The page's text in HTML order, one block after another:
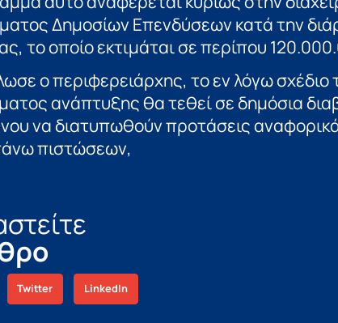
Δημοσίων Επενδύσεων κατά την
το οποίο εκτιμάται σε περίπου
ο περιφερειάρχης, το εν λόγω σχέδιο
ανάπτυξης θα τεθεί σε δημόσια
να διατυπωθούν προτάσεις
πιστώσεων,
Twitter LinkedIn